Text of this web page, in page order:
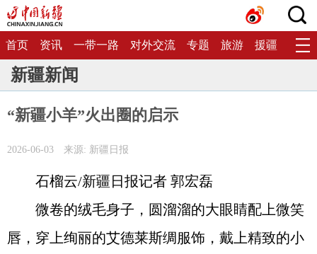
首页 资讯 一带一路 对外交流 专题 旅游 援疆 生态
新疆新闻
“新疆小羊”火出圈的启示
2026-06-03 来源: 新疆日报
石榴云/新疆日报记者 郭宏磊
微卷的绒毛身子，圆溜溜的大眼睛配上微笑
唇，穿上绚丽的艾德莱斯绸服饰，戴上精致的小